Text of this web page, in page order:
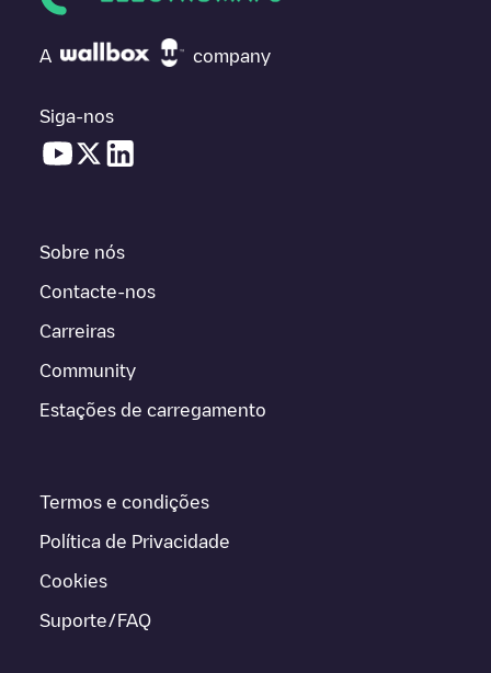
A company
Siga-nos
Sobre nós
Contacte-nos
Carreiras
Community
Estações de carregamento
Termos e condições
Política de Privacidade
Cookies
Suporte/FAQ